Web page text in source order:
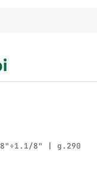
8" | g.290